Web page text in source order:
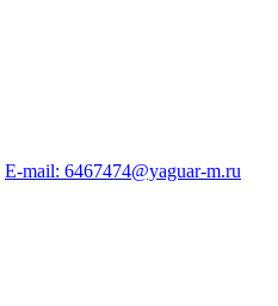
E-mail: 6467474@yaguar-m.ru